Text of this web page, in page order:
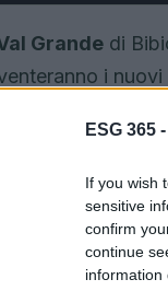
ESG 365 -
If you wish
sensitive
confirm
continue
information
Grande di
i
di studi
e a sostenere la